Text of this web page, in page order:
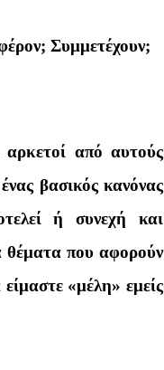
Συμμετέχουν;
από αυτούς
βασικός κανόνας
ή συνεχή και
θέματα που αφορούν
«μέλη» εμείς